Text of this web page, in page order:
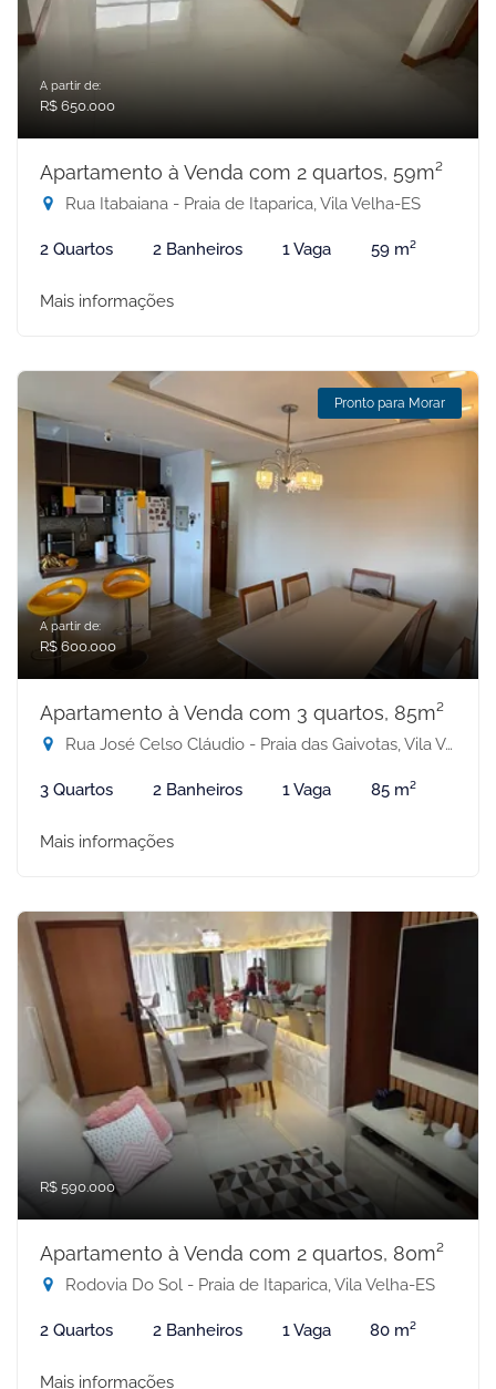
A partir de:
R$ 650.000
Apartamento à Venda com 2 quartos, 59m²
Rua Itabaiana - Praia de Itaparica, Vila Velha-ES
2 Quartos 2 Banheiros 1 Vaga 59 m²
Mais informações
Pronto para Morar
A partir de:
R$ 600.000
Apartamento à Venda com 3 quartos, 85m²
Rua José Celso Cláudio - Praia das Gaivotas, Vila Velha-ES
3 Quartos 2 Banheiros 1 Vaga 85 m²
Mais informações
R$ 590.000
Apartamento à Venda com 2 quartos, 80m²
Rodovia Do Sol - Praia de Itaparica, Vila Velha-ES
2 Quartos 2 Banheiros 1 Vaga 80 m²
Mais informações